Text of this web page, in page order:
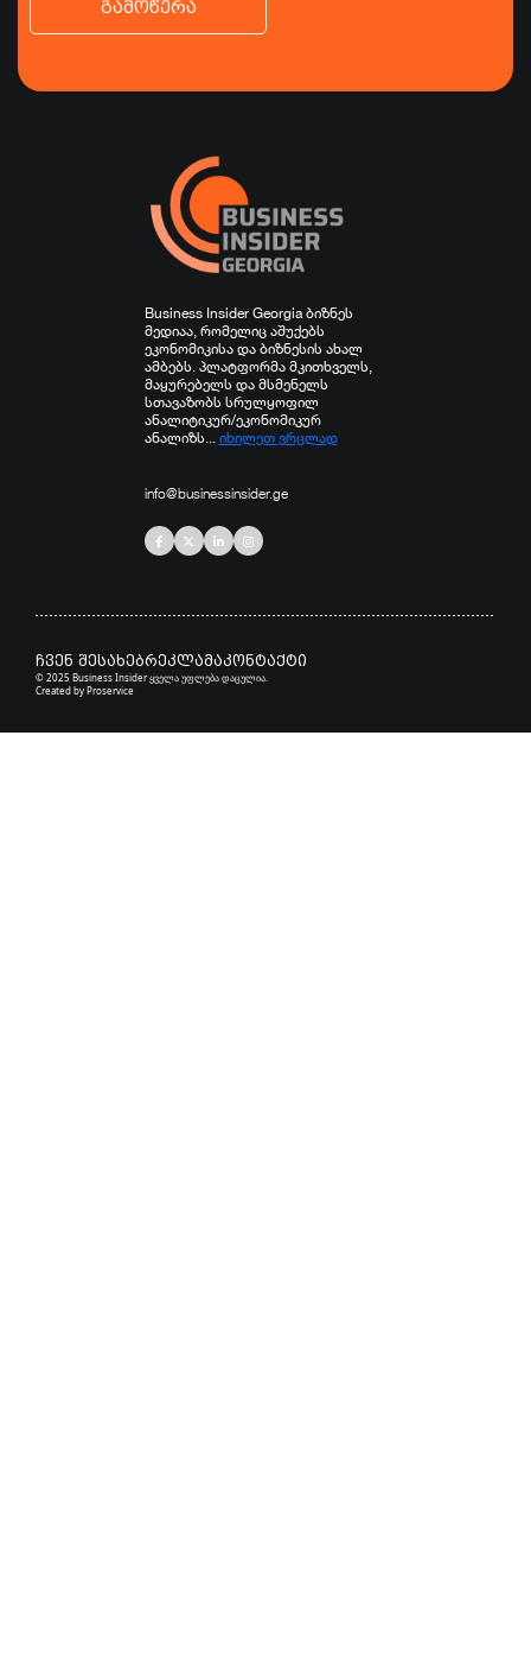
გამოწერა
Business Insider Georgia ბიზნეს
მედიაა, რომელიც აშუქებს
ეკონომიკისა და ბიზნესის ახალ
ამბებს. პლატფორმა მკითხველს,
მაყურებელს და მსმენელს
სთავაზობს სრულყოფილ
ანალიტიკურ/ეკონომიკურ
ანალიზს... იხილეთ ვრცლად
info@businessinsider.ge
ჩვენ შესახებრეკლამაკონტაქტი
© 2025 Business Insider ყველა უფლება დაცულია.
Created byProservice